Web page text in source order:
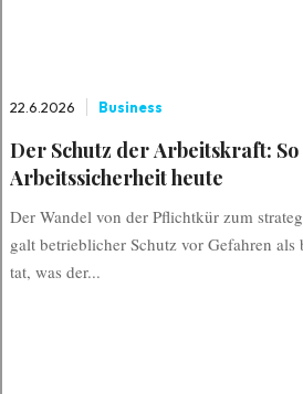
22.6.2026 Business
Der Schutz der Arbeitskraft:
Arbeitssicherheit heute
Der Wandel von der Pflichtkür zum
galt betrieblicher Schutz vor Gefahren
tat, was der...